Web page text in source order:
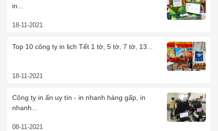
in...
18-11-2021
Top 10 công ty in lịch Tết 1 tờ, 5 tờ, 7 tờ, 13...
18-11-2021
Công ty in ấn uy tín - in nhanh hàng gấp, in
nhanh...
08-11-2021